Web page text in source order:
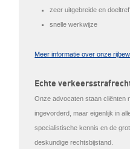
zeer uitgebreide en
snelle werkwijze
Meer informatie over onze
Echte
Onze advocaten staan cliënten
ingevorderd, maar eigenlijk in
specialistische kennis en de
deskundige rechtsbijstand.